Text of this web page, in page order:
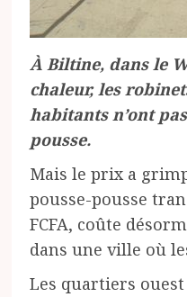
À Biltine, dans le
chaleur, les
habitants n’ont
pousse.
Mais le prix a
pousse-pousse
FCFA, coûte
dans une ville où
Les quartiers ouest